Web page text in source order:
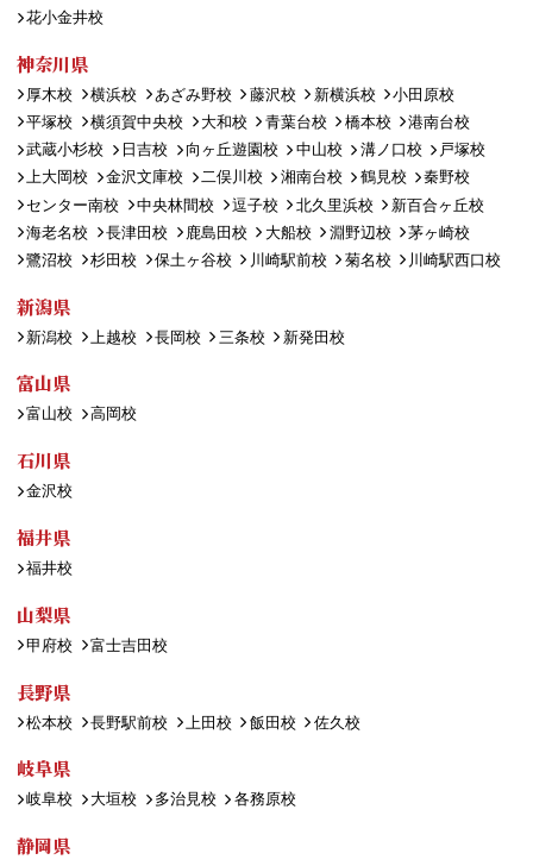
花小金井校
神奈川県
厚木校 横浜校 あざみ野校 藤沢校 新横浜校
小田原校
平塚校
横須賀中央校 大和校 青葉台校 橋本校
港南台校
武蔵小杉校
日吉校 向ヶ丘遊園校 中山校 溝ノ口校
戸塚校
上大岡校
金沢文庫校 二俣川校 湘南台校 鶴見校
秦野校
センター南校
中央林間校 逗子校 北久里浜校
新百合ヶ丘校
海老名校
長津田校 鹿島田校 大船校 淵野辺校
茅ヶ崎校
鷺沼校
杉田校 保土ヶ谷校 川崎駅前校 菊名校 川崎駅西口校
新潟県
新潟校 上越校 長岡校 三条校 新発田校
富山県
富山校 高岡校
石川県
金沢校
福井県
福井校
山梨県
甲府校 富士吉田校
長野県
松本校 長野駅前校 上田校 飯田校 佐久校
岐阜県
岐阜校 大垣校 多治見校 各務原校
静岡県